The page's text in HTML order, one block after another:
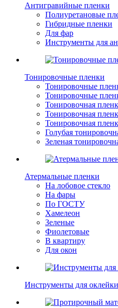
Антигравийные пленки
Полиуретановые
Гибридные пленки
Для фар
Инструменты для
Тонировочные пленки
Тонировочные
Тонировочные
Тонировочная
Тонировочная
Тонировочная
Голубая
Зеленая
Атермальные пленки
На лобовое стекло
На фары
По ГОСТУ
Хамелеон
Зеленые
Фиолетовые
В квартиру
Для окон
Инструменты для оклейки